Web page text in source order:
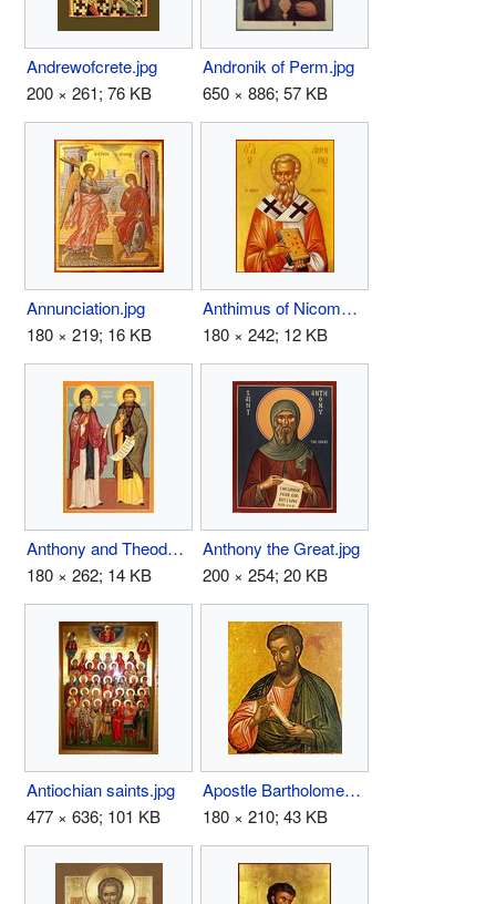
Andrewofcrete.jpg
200 × 261; 76 KB
Andronik of Perm.jpg
650 × 886; 57 KB
Annunciation.jpg
180 × 219; 16 KB
Anthimus of Nicomedia.jpg
180 × 242; 12 KB
Anthony and Theodosius of Kiev Caves.jpg
180 × 262; 14 KB
Anthony the Great.jpg
200 × 254; 20 KB
Antiochian saints.jpg
477 × 636; 101 KB
Apostle Bartholomew.jpg
180 × 210; 43 KB